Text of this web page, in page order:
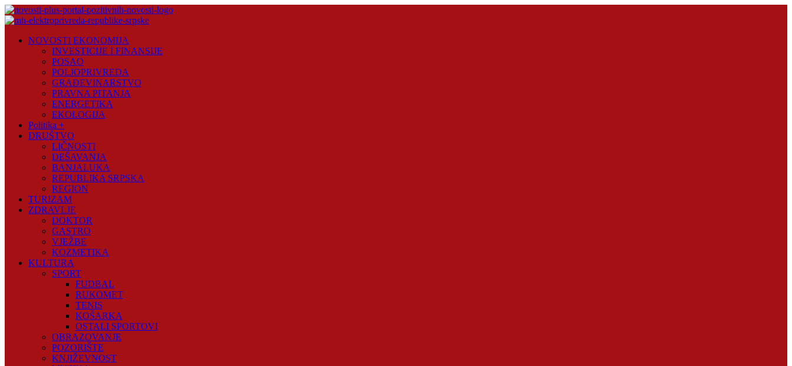
Skip
to
Plus
NOVOSTI EKONOMIJA
INVESTICIJE I FINANSIJE
POSAO
POLJOPRIVREDA
GRAĐEVINARSTVO
PRAVNA PITANJA
ENERGETIKA
EKOLOGIJA
Politika +
DRUŠTVO
LIČNOSTI
DEŠAVANJA
BANJALUKA
REPUBLIKA SRPSKA
REGION
TURIZAM
ZDRAVLJE
DOKTOR
GASTRO
VJEŽBE
KOZMETIKA
KULTURA
SPORT
FUDBAL
RUKOMET
TENIS
KOŠARKA
OSTALI SPORTOVI
OBRAZOVANJE
POZORIŠTE
KNJIŽEVNOST